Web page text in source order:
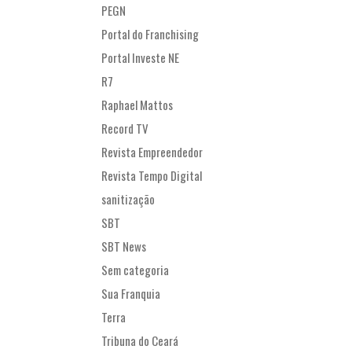
PEGN
Portal do Franchising
Portal Investe NE
R7
Raphael Mattos
Record TV
Revista Empreendedor
Revista Tempo Digital
sanitização
SBT
SBT News
Sem categoria
Sua Franquia
Terra
Tribuna do Ceará